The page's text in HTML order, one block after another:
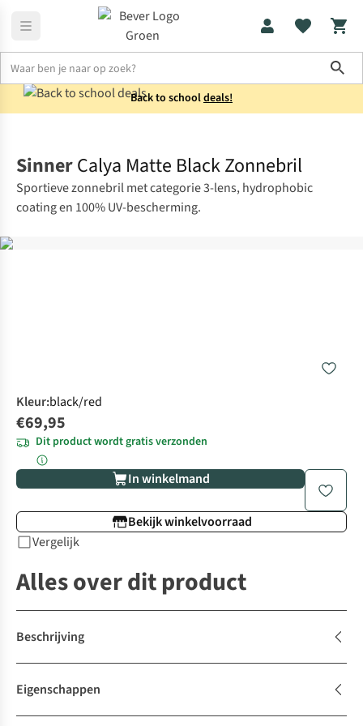
Back to schooldeals!
SinnerCalya Matte Black Zonnebril
Sportieve zonnebril met categorie 3-lens, hydrophobic
coating en 100% UV-bescherming.
Kleur:black/red
€69,95
Dit product wordt gratis verzonden
In winkelmand
Bekijk winkelvoorraad
Vergelijk
Alles over dit product
Beschrijving
Eigenschappen